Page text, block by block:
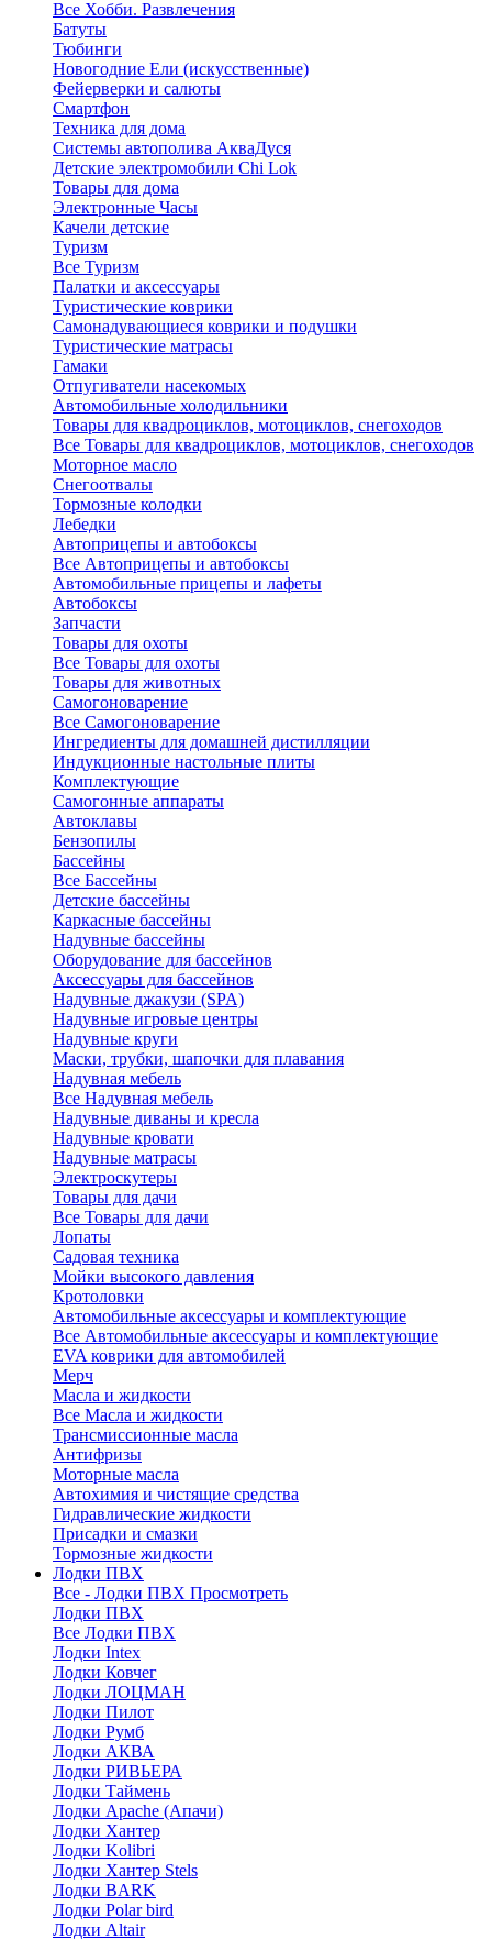
Все Хобби. Развлечения
Батуты
Тюбинги
Новогодние Ели (искусственные)
Фейерверки и салюты
Смартфон
Техника для дома
Системы автополива АкваДуся
Детские электромобили Chi Lok
Товары для дома
Электронные Часы
Качели детские
Туризм
Все Туризм
Палатки и аксессуары
Туристические коврики
Самонадувающиеся коврики и подушки
Туристические матрасы
Гамаки
Отпугиватели насекомых
Автомобильные холодильники
Товары для квадроциклов, мотоциклов, снегоходов
Все Товары для квадроциклов, мотоциклов, снегоходов
Моторное масло
Снегоотвалы
Тормозные колодки
Лебедки
Автоприцепы и автобоксы
Все Автоприцепы и автобоксы
Автомобильные прицепы и лафеты
Автобоксы
Запчасти
Товары для охоты
Все Товары для охоты
Товары для животных
Самогоноварение
Все Самогоноварение
Ингредиенты для домашней дистилляции
Индукционные настольные плиты
Комплектующие
Самогонные аппараты
Автоклавы
Бензопилы
Бассейны
Все Бассейны
Детские бассейны
Каркасные бассейны
Надувные бассейны
Оборудование для бассейнов
Аксессуары для бассейнов
Надувные джакузи (SPA)
Надувные игровые центры
Надувные круги
Маски, трубки, шапочки для плавания
Надувная мебель
Все Надувная мебель
Надувные диваны и кресла
Надувные кровати
Надувные матрасы
Электроскутеры
Товары для дачи
Все Товары для дачи
Лопаты
Садовая техника
Мойки высокого давления
Кротоловки
Автомобильные аксессуары и комплектующие
Все Автомобильные аксессуары и комплектующие
EVA коврики для автомобилей
Мерч
Масла и жидкости
Все Масла и жидкости
Трансмиссионные масла
Антифризы
Моторные масла
Автохимия и чистящие средства
Гидравлические жидкости
Присадки и смазки
Тормозные жидкости
Лодки ПВХ
Все - Лодки ПВХ Просмотреть
Лодки ПВХ
Все Лодки ПВХ
Лодки Intex
Лодки Ковчег
Лодки ЛОЦМАН
Лодки Пилот
Лодки Румб
Лодки АКВА
Лодки РИВЬЕРА
Лодки Таймень
Лодки Apache (Апачи)
Лодки Хантер
Лодки Kolibri
Лодки Хантер Stels
Лодки BARK
Лодки Polar bird
Лодки Altair